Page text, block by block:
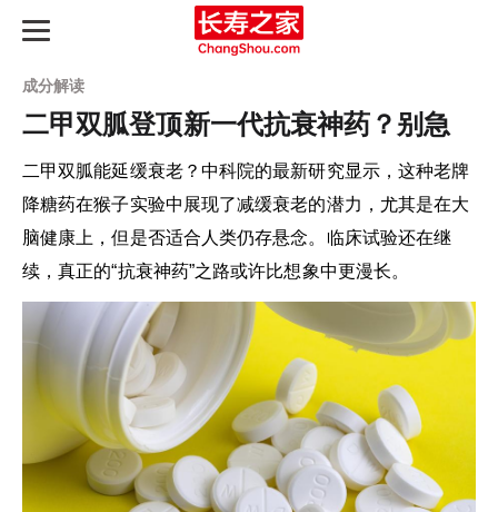
长寿之路
最新动态
知识图谱
产品评测
延寿天梯榜
成分解读
二甲双胍登顶新一代抗衰神药？别急
二甲双胍能延缓衰老？中科院的最新研究显示，这种老牌
降糖药在猴子实验中展现了减缓衰老的潜力，尤其是在大
脑健康上，但是否适合人类仍存悬念。临床试验还在继
续，真正的“抗衰神药”之路或许比想象中更漫长。